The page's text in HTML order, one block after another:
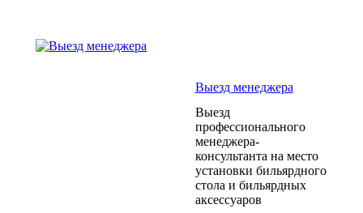
Выезд менеджера
Выезд
профессионального
менеджера-
консультанта на место
установки бильярдного
стола и бильярдных
аксессуаров